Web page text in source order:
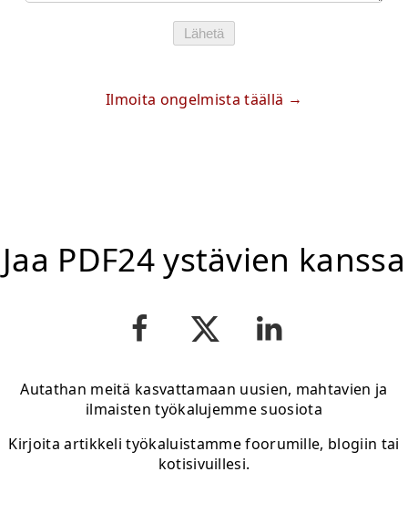
Lähetä
Ilmoita ongelmista täällä
Jaa PDF24 ystävien kanssa
Autathan meitä kasvattamaan uusien, mahtavien ja
ilmaisten työkalujemme suosiota
Kirjoita artikkeli työkaluistamme foorumille, blogiin tai
kotisivuillesi.